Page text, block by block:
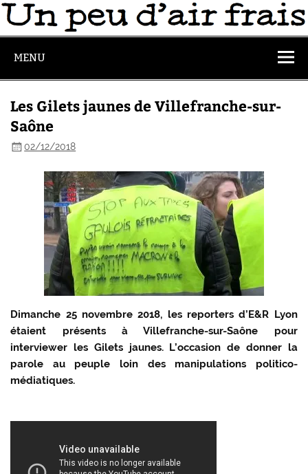
MENU
Les Gilets jaunes de Villefranche-sur-
Saône
02/12/2018
Dimanche 25 novembre 2018, les reporters d’E&R Lyon
étaient présents à Villefranche-sur-Saône pour
interviewer les Gilets jaunes. L’occasion de donner la
parole au peuple loin des manipulations politico-
médiatiques.